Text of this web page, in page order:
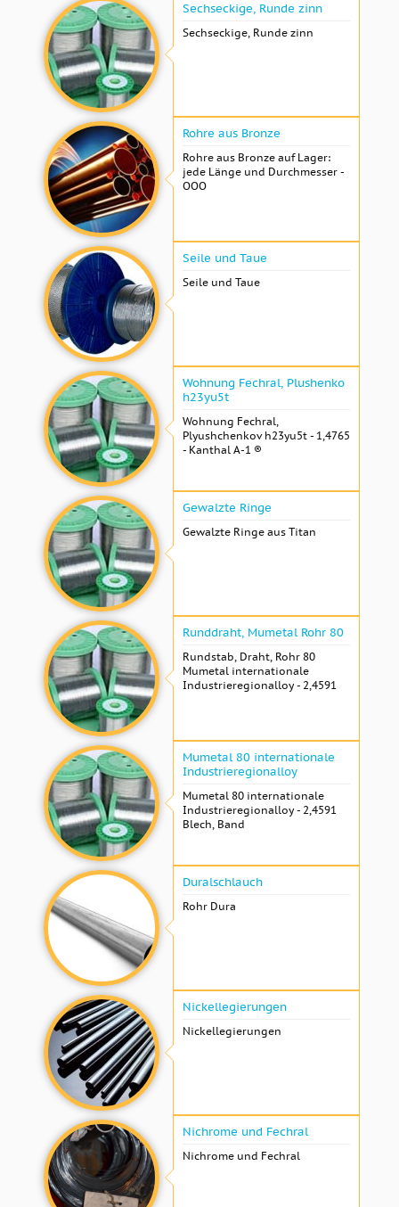
Sechseckige, Runde zinn
Sechseckige, Runde zinn
Rohre aus Bronze
Rohre aus Bronze auf Lager:
jede Länge und Durchmesser -
OOO
Seile und Taue
Seile und Taue
Wohnung Fechral, ​​Plushenko
h23yu5t
Wohnung Fechral, ​​
Plyushchenkov h23yu5t - 1,4765
- Kanthal A-1 ®
Gewalzte Ringe
Gewalzte Ringe aus Titan
Runddraht, Mumetal Rohr 80
Rundstab, Draht, Rohr 80
Mumetal internationale
Industrieregionalloy - 2,4591
Mumetal 80 internationale
Industrieregionalloy
Mumetal 80 internationale
Industrieregionalloy - 2,4591
Blech, Band
Duralschlauch
Rohr Dura
Nickellegierungen
Nickellegierungen
Nichrome und Fechral
Nichrome und Fechral